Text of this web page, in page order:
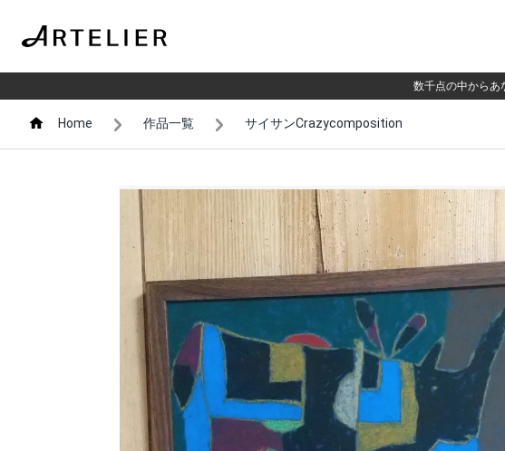
数千点の中からあ
Home 作品一覧 サイサンCrazycomposition